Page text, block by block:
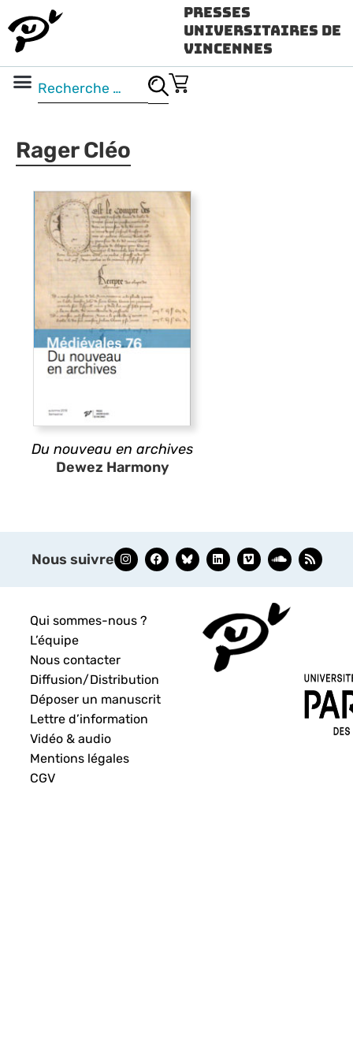
Presses
Universitaires de
Vincennes
Rager Cléo
Du nouveau en archives
Dewez Harmony
Nous suivre
Qui sommes-nous ?
L’équipe
Nous contacter
Diffusion/Distribution
Déposer un manuscrit
Lettre d’information
Vidéo & audio
Mentions légales
CGV